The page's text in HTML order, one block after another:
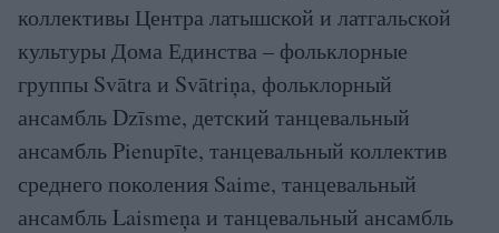
коллективы Центра латышской и латгальской
культуры Дома Единства – фольклорные
группы Svātra и Svātriņa, фольклорный
ансамбль Dzīsme, детский танцевальный
ансамбль Pienupīte, танцевальный коллектив
среднего поколения Saime, танцевальный
ансамбль Laismeņa и танцевальный ансамбль